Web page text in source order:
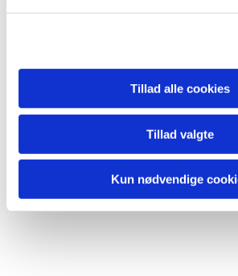
Tillad alle cookies
Tillad valgte
Kun nødvendige